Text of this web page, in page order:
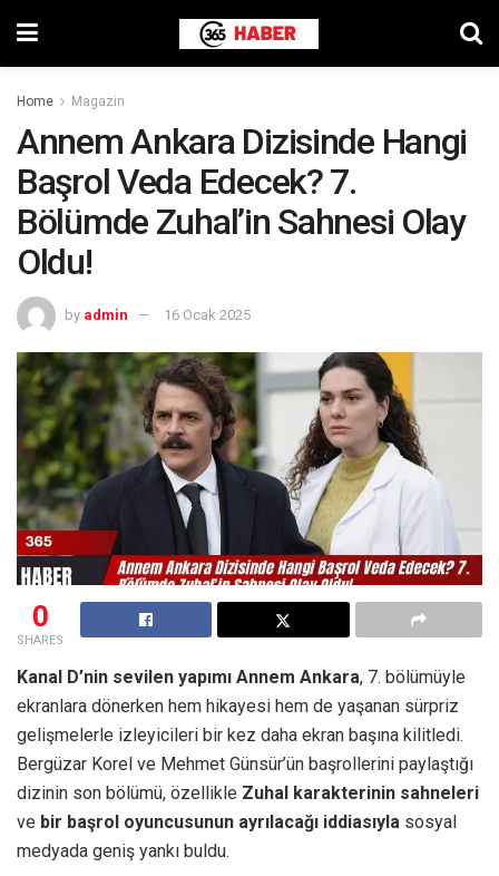
Home Magazin
Annem Ankara Dizisinde Hangi
Başrol Veda Edecek? 7.
Bölümde Zuhal’in Sahnesi Olay
Oldu!
by admin 16 Ocak 2025
0
SHARES
Kanal D’nin sevilen yapımı Annem Ankara, 7. bölümüyle
ekranlara dönerken hem hikayesi hem de yaşanan sürpriz
gelişmelerle izleyicileri bir kez daha ekran başına kilitledi.
Bergüzar Korel ve Mehmet Günsür’ün başrollerini paylaştığı
dizinin son bölümü, özellikle Zuhal karakterinin sahneleri
ve bir başrol oyuncusunun ayrılacağı iddiasıyla sosyal
medyada geniş yankı buldu.